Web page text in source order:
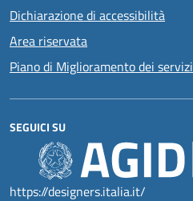
Dichiarazione di accessibilità
Area riservata
Piano di Miglioramento dei servizi
SEGUICI SU
https://designers.italia.it/